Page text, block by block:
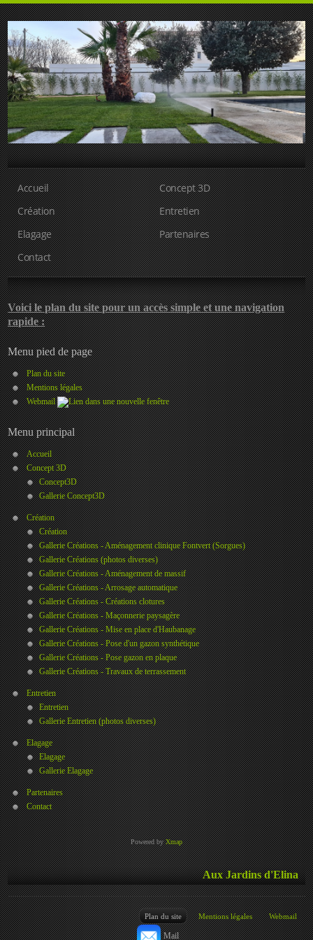
Accueil
Concept 3D
Création
Entretien
Elagage
Partenaires
Contact
Voici le plan du site pour un accès simple et une navigation
rapide :
Menu pied de page
Plan du site
Mentions légales
Webmail
Menu principal
Accueil
Concept 3D
Concept3D
Gallerie Concept3D
Création
Création
Gallerie Créations - Aménagement clinique Fontvert (Sorgues)
Gallerie Créations (photos diverses)
Gallerie Créations - Aménagement de massif
Gallerie Créations - Arrosage automatique
Gallerie Créations - Créations clotures
Gallerie Créations - Maçonnerie paysagère
Gallerie Créations - Mise en place d'Haubanage
Gallerie Créations - Pose d'un gazon synthétique
Gallerie Créations - Pose gazon en plaque
Gallerie Créations - Travaux de terrassement
Entretien
Entretien
Gallerie Entretien (photos diverses)
Elagage
Elagage
Gallerie Elagage
Partenaires
Contact
Powered byXmap
Aux Jardins d'Elina
Plan du site Mentions légales Webmail
Mail